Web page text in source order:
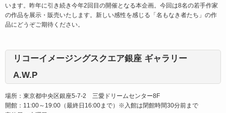
います。昨年に引き続き今年2回目の開催となる本企画。今回は8名の若手作家
の作品を展示・販売いたします。新しい感性を感じる「名もなき者たち」の作
品にどうぞご期待ください。
リコーイメージングスクエア銀座 ギャラリー
A.W.P
場所：東京都中央区銀座5-7-2 三愛ドリームセンター8F
開館：11:00～19:00（最終日16:00まで）※入館は閉館時間30分前まで